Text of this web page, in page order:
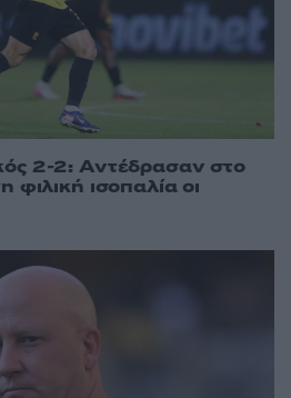
2-2: Αντέδρασαν στο
φιλική ισοπαλία οι